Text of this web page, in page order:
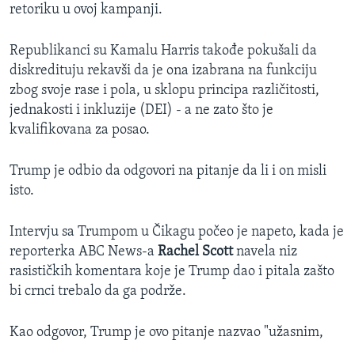
retoriku u ovoj kampanji.
Republikanci su Kamalu Harris takođe pokušali da
diskredituju rekavši da je ona izabrana na funkciju
zbog svoje rase i pola, u sklopu principa različitosti,
jednakosti i inkluzije (DEI) - a ne zato što je
kvalifikovana za posao.
Trump je odbio da odgovori na pitanje da li i on misli
isto.
Intervju sa Trumpom u Čikagu počeo je napeto, kada je
reporterka ABC News-a Rachel Scottnavela niz
rasističkih komentara koje je Trump dao i pitala zašto
bi crnci trebalo da ga podrže.
Kao odgovor, Trump je ovo pitanje nazvao "užasnim,